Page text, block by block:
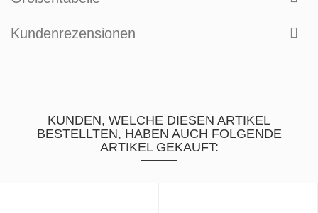
Kundenrezensionen
KUNDEN, WELCHE DIESEN ARTIKEL
BESTELLTEN, HABEN AUCH FOLGENDE
ARTIKEL GEKAUFT: